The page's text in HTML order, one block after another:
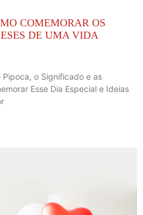
COMEMORAR OS
DE UMA VIDA
o Significado e as
Esse Dia Especial e Ideias